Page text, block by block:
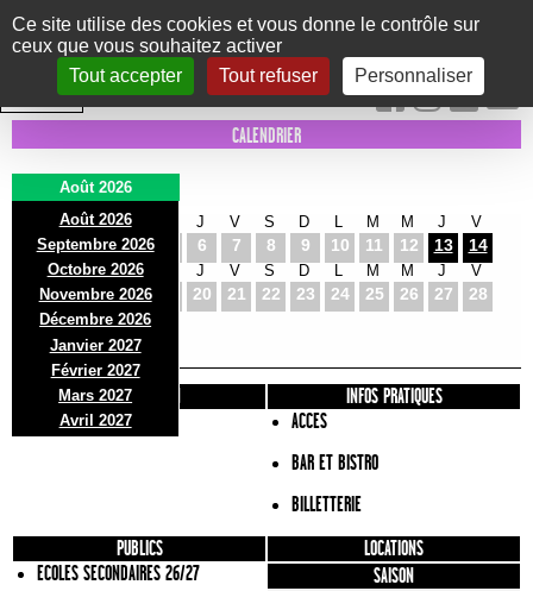
Panneau de gestion des cookies
Ce site utilise des cookies et vous donne le contrôle sur
ceux que vous souhaitez activer
Tout accepter
Tout refuser Personnaliser
Le Marni
CONCERTS DANSE/CIRQUE THÉÂTRE KIDS EXPOS EVENTS
INTRA MUROS
CALENDRIER
Août 2026
Août 2026
Septembre 2026
Octobre 2026
Novembre 2026
Décembre 2026
Janvier 2027
Février 2027
Mars 2027
Avril 2027
D
2
L
3
M
4
J
6
V
7
S
8
D
9 10
M
11
M
12
J
13
V
14
D
16
L
17
M
18
J
20
V
21
S
22
D
23 24
M
25
M
26
J
27
V
28
D
30
L
31
PRÉSENTATION
INFOS PRATIQUES
ACCES
BAR ET BISTRO
BILLETTERIE
PUBLICS
ECOLES SECONDAIRES 26/27
LOCATIONS
SAISON